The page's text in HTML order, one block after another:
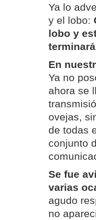
Ya lo
y el lobo:
lobo y
En
Ya no
ahora se
ovejas,
de todas
conjunto
Se fue
varias
agudo
no